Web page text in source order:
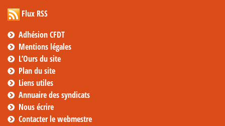
Flux RSS
Adhésion CFDT
Mentions légales
L’Ours du site
Plan du site
Liens utiles
Annuaire des syndicats
Nous écrire
Contacter le webmestre